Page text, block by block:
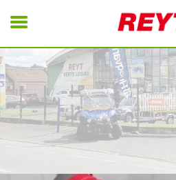
Energie
Motoculture
Matériels Pro
Nettoyage